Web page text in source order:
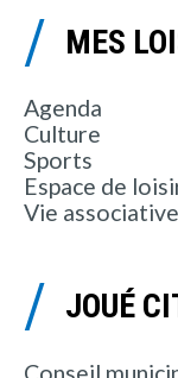
MES
Agenda
Culture
Sports
Espace de
Vie associative
JOUÉ